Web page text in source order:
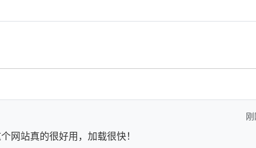
网站真的很好用，加载很快！